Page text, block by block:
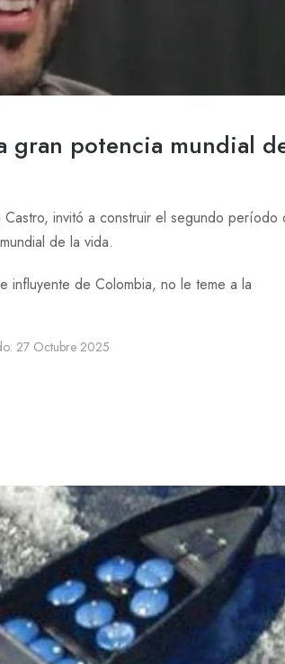
gran potencia mundial
invitó a construir el segundo período
de la vida.
de Colombia, no le teme a la
27 Octubre 2025